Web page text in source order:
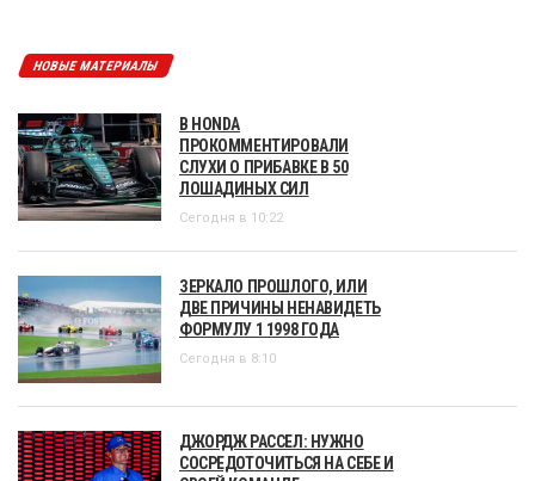
НОВЫЕ МАТЕРИАЛЫ
В HONDA
ПРОКОММЕНТИРОВАЛИ
СЛУХИ О ПРИБАВКЕ В 50
ЛОШАДИНЫХ СИЛ
Сегодня в 10:22
ЗЕРКАЛО ПРОШЛОГО, ИЛИ
ДВЕ ПРИЧИНЫ НЕНАВИДЕТЬ
ФОРМУЛУ 1 1998 ГОДА
Сегодня в 8:10
ДЖОРДЖ РАССЕЛ: НУЖНО
СОСРЕДОТОЧИТЬСЯ НА СЕБЕ И